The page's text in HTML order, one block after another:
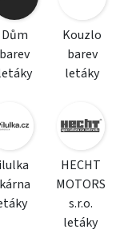
Dům
barev
Kouzlo
barev
letáky
HECHT
MOTORS
s.r.o.
letáky